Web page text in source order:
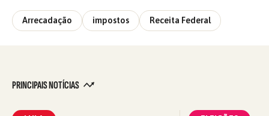
Arrecadação impostos Receita Federal
PRINCIPAIS NOTÍCIAS